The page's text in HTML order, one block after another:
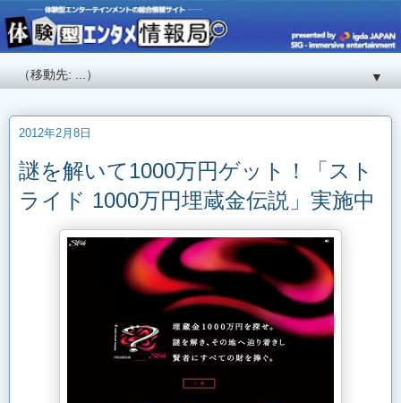
▼
2012年2月8日
謎を解いて1000万円ゲット！「スト
ライド 1000万円埋蔵金伝説」実施中